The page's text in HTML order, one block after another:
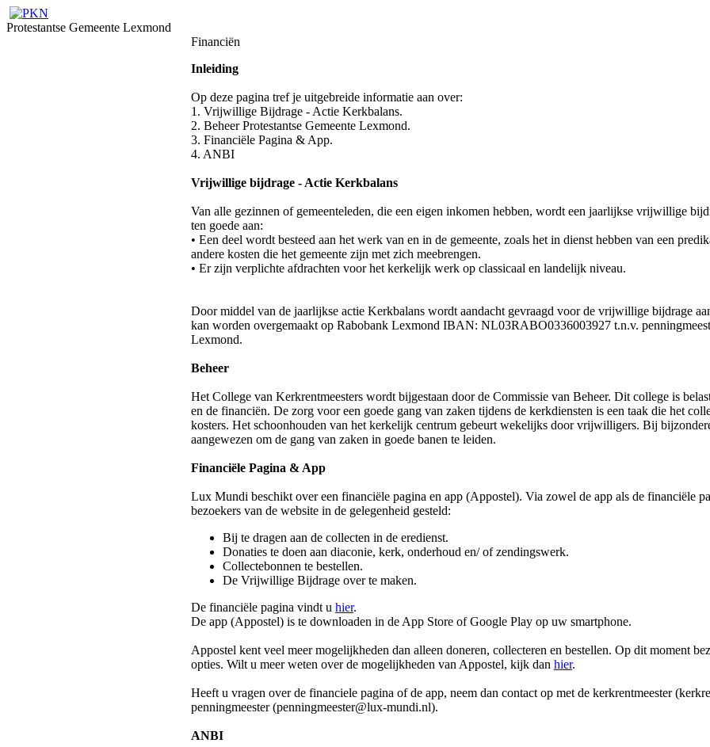
Protestantse Gemeente Lexmond
Financiën
Inleiding
Op deze pagina tref je uitgebreide informatie aan over:
1. Vrijwillige Bijdrage - Actie Kerkbalans.
2. Beheer Protestantse Gemeente Lexmond.
3. Financiële Pagina & App.
4. ANBI
Vrijwillige bijdrage - Actie Kerkbalans
Van alle gezinnen of gemeenteleden, die een eigen inkomen hebben, wordt een jaarlijkse vrijwillige
ten goede aan:
• Een deel wordt besteed aan het werk van en in de gemeente, zoals het in dienst hebben van een
andere kosten die het gemeente zijn met zich meebrengen.
• Er zijn verplichte afdrachten voor het kerkelijk werk op classicaal en landelijk niveau.
Door middel van de jaarlijkse actie Kerkbalans wordt aandacht gevraagd voor de vrijwillige bijdrage
kan worden overgemaakt op Rabobank Lexmond IBAN: NL03RABO0336003927 t.n.v.
Lexmond.
Beheer
Het College van Kerkrentmeesters wordt bijgestaan door de Commissie van Beheer. Dit college is
en de financiën. De zorg voor een goede gang van zaken tijdens de kerkdiensten is een taak die het
kosters. Het schoonhouden van het kerkelijk centrum gebeurt wekelijks door vrijwilligers. Bij
aangewezen om de gang van zaken in goede banen te leiden.
Financiële Pagina & App
Lux Mundi beschikt over een financiële pagina en app (Appostel). Via zowel de app als de financiële
bezoekers van de website in de gelegenheid gesteld:
Bij te dragen aan de collecten in de eredienst.
Donaties te doen aan diaconie, kerk, onderhoud en/ of zendingswerk.
Collectebonnen te bestellen.
De Vrijwillige Bijdrage over te maken.
De financiële pagina vindt u hier.
De app (Appostel) is te downloaden in de App Store of Google Play op uw smartphone.
Appostel kent veel meer mogelijkheden dan alleen doneren, collecteren en bestellen. Op dit moment
opties. Wilt u meer weten over de mogelijkheden van Appostel, kijk dan hier.
Heeft u vragen over de financiele pagina of de app, neem dan contact op met de kerkrentmeester
penningmeester (penningmeester@lux-mundi.nl).
ANBI